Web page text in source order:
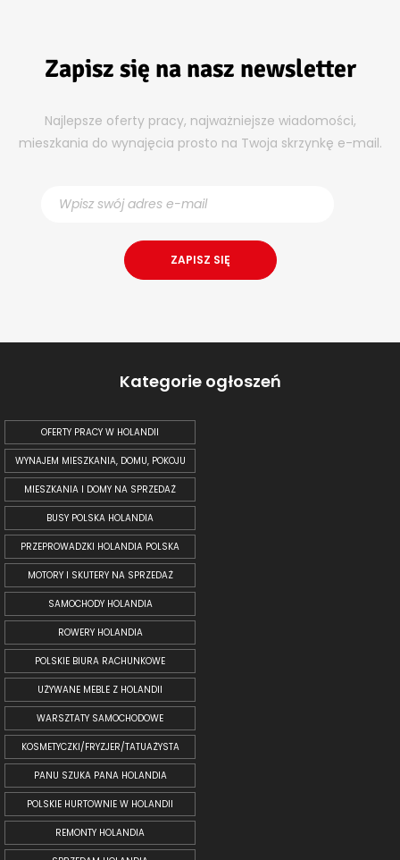
Zapisz się na nasz newsletter
Najlepsze oferty pracy, najważniejsze wiadomości,
mieszkania do wynajęcia prosto na Twoja skrzynkę e-mail.
Kategorie ogłoszeń
OFERTY PRACY W HOLANDII
WYNAJEM MIESZKANIA, DOMU, POKOJU
MIESZKANIA I DOMY NA SPRZEDAŻ
BUSY POLSKA HOLANDIA
PRZEPROWADZKI HOLANDIA POLSKA
MOTORY I SKUTERY NA SPRZEDAŻ
SAMOCHODY HOLANDIA
ROWERY HOLANDIA
POLSKIE BIURA RACHUNKOWE
UŻYWANE MEBLE Z HOLANDII
WARSZTATY SAMOCHODOWE
KOSMETYCZKI/FRYZJER/TATUAŻYSTA
PANU SZUKA PANA HOLANDIA
POLSKIE HURTOWNIE W HOLANDII
REMONTY HOLANDIA